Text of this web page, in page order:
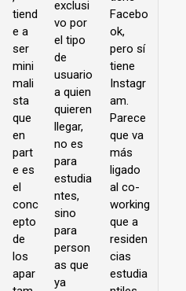
tiend
e a
ser
mini
mali
sta
que
en
part
e es
el
conc
epto
de
los
apar
exclusi
vo por
el tipo
de
usuario
a quien
quieren
llegar,
no es
para
estudia
ntes,
sino
para
person
as que
ya
Facebo
ok,
pero sí
tiene
Instagr
am.
Parece
que va
más
ligado
al co-
working
que a
residen
cias
estudia